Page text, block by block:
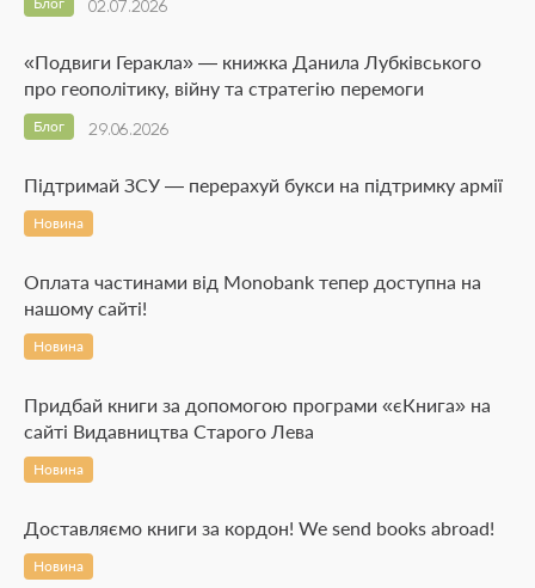
02.07.2026
«Подвиги Геракла» — книжка Данила Лубківського
про геополітику, війну та стратегію перемоги
29.06.2026
Блог
Підтримай ЗСУ — перерахуй букси на підтримку армії
Новина
Оплата частинами від Monobank тепер доступна на
нашому сайті!
Новина
Придбай книги за допомогою програми «єКнига» на
сайті Видавництва Старого Лева
Новина
Доставляємо книги за кордон! We send books abroad!
Новина